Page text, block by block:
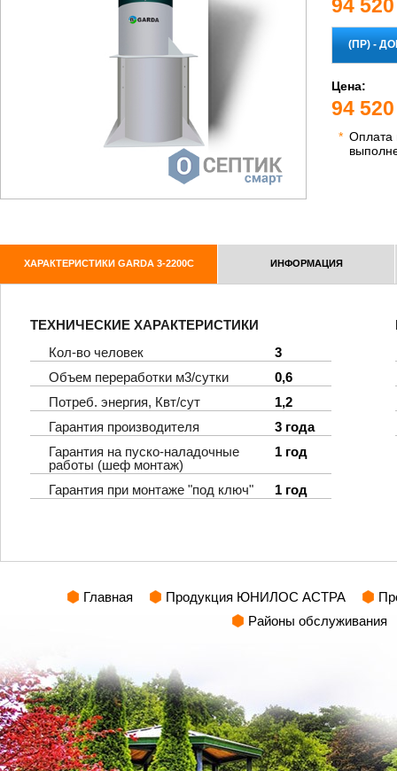
94
Цена:
94 520
* Оплата
ХАРАКТЕРИСТИКИ GARDA 3-2200C ИНФОРМАЦИЯ
ТЕХНИЧЕСКИЕ ХАРАКТЕРИСТИКИ
Кол-во человек
3
Объем переработки м3/сутки
0,6
Потреб. энергия, Квт/сут
1,2
Гарантия производителя
3 года
Гарантия на пуско-наладочные
работы (шеф монтаж)
1 год
Гарантия при монтаже "под ключ" 1 год
Главная Продукция ЮНИЛОС АСТРА
Районы обслуживания